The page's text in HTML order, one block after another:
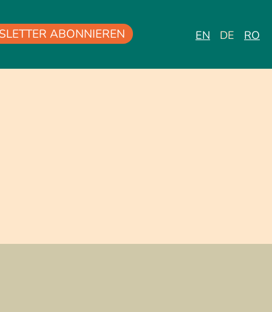
ABONNIEREN EN DE RO